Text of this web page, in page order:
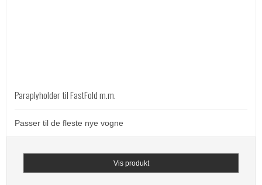
Paraplyholder til FastFold m.m.
Passer til de fleste nye vogne
Vis produkt